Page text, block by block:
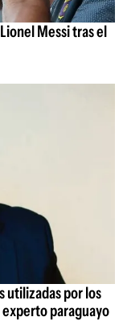
Messi tras el
utilizadas por los
paraguayo